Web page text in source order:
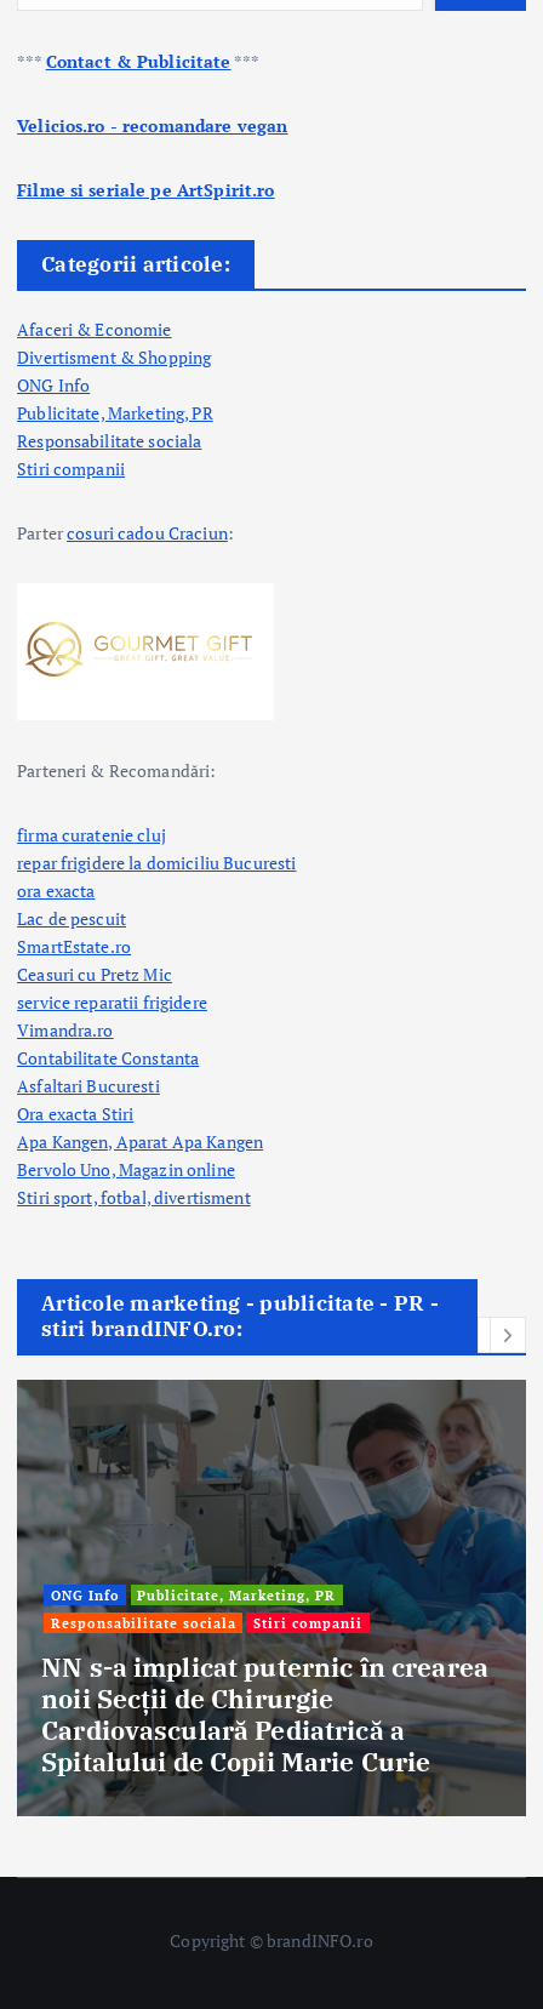
*** Contact & Publicitate ***
Velicios.ro - recomandare vegan
Filme si seriale pe ArtSpirit.ro
Categorii articole:
Afaceri & Economie
Divertisment & Shopping
ONG Info
Publicitate, Marketing, PR
Responsabilitate sociala
Stiri companii
Partercosuri cadou Craciun:
Parteneri & Recomandări:
firma curatenie cluj
repar frigidere la domiciliu Bucuresti
ora exacta
Lac de pescuit
SmartEstate.ro
Ceasuri cu Pretz Mic
service reparatii frigidere
Vimandra.ro
Contabilitate Constanta
Asfaltari Bucuresti
Ora exacta Stiri
Apa Kangen, Aparat Apa Kangen
Bervolo Uno, Magazin online
Stiri sport, fotbal,divertisment
Articole marketing - publicitate - PR -
stiri brandINFO.ro:
Afaceri & Economie
Publicitate, Marketing, PR
Stiri companii
Eternal Beauty, fondată la Salonta, a
aniversat 30 de ani în industria
frumuseții
Copyright © brandINFO.ro